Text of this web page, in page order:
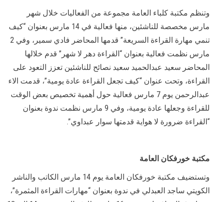
وتنظم مكتبة كلباء العامة مجموعة من الفعاليات خلال شهر
مارس مخصصة للناشئين، منها فعالية في 14 مارس بعنوان “كيف
تنمي مهارة القراءة السريعة” قدمها المحاضر فادي سمير، وفي 2
مارس نظمت فعالية بعنوان “القراءة دهر لا شهر” قدم خلالها
المحاضر سعيد عبدالحميد سعيد نصائح للناشئين تعزز التعود على
القراءة، وتحت عنوان “كيف تجعل القراءة عادة يومية”، قدمت الاء
عبدالرحمن يوم 7 مارس فعالية حول أهمية تخصيص بعض الوقت
للقراءة وجعلها عادة يومية، وفي 9 مارس نظمت ندوة بعنوان
“القراءة ضرورة لا هواية قدمتها سوار عبداوي”.
مكتبة خورفكان العامة
وتستضيف مكتبة خورفكان العامة يوم 14 مارس الكاتب والناشر
الكويتي ساجد العبدلي في ندوة بعنوان “مهارات القراءة المثمرة”،